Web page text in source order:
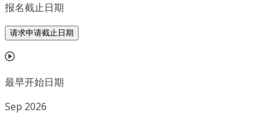
报名截止日期
请求申请截止日期
最早开始日期
Sep 2026